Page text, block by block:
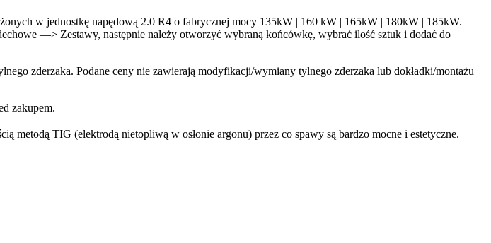
w jednostkę napędową 2.0 R4 o fabrycznej mocy 135kW | 160 kW | 165kW | 180kW | 185kW.
—> Zestawy, następnie należy otworzyć wybraną końcówkę, wybrać ilość sztuk i dodać do
zderzaka. Podane ceny nie zawierają modyfikacji/wymiany tylnego zderzaka lub dokładki/montażu
zakupem.
metodą TIG (elektrodą nietopliwą w osłonie argonu) przez co spawy są bardzo mocne i estetyczne.